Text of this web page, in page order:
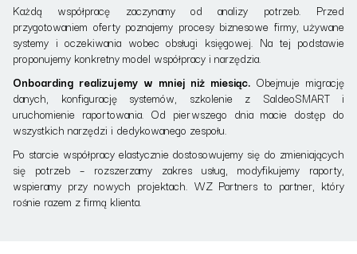
Każdą współpracę zaczynamy od analizy potrzeb. Przed
przygotowaniem oferty poznajemy procesy biznesowe firmy, używane
systemy i oczekiwania wobec obsługi księgowej. Na tej podstawie
proponujemy konkretny model współpracy i narzędzia.
Onboarding realizujemy w mniej niż miesiąc. Obejmuje migrację
danych, konfigurację systemów, szkolenie z SaldeoSMART i
uruchomienie raportowania. Od pierwszego dnia macie dostęp do
wszystkich narzędzi i dedykowanego zespołu.
Po starcie współpracy elastycznie dostosowujemy się do zmieniających
się potrzeb – rozszerzamy zakres usług, modyfikujemy raporty,
wspieramy przy nowych projektach. WZ Partners to partner, który
rośnie razem z firmą klienta.